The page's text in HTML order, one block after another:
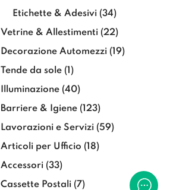
Etichette & Adesivi (34)
Vetrine & Allestimenti (22)
Decorazione Automezzi (19)
Tende da sole (1)
Illuminazione (40)
Barriere & Igiene (123)
Lavorazioni e Servizi (59)
Articoli per Ufficio (18)
Accessori (33)
Cassette Postali (7)